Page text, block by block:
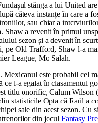
stânga a lui United
câteva instanțe în care a
sau chiar a
Shaw a revenit în primul
sezon și a devenit în
pe Old Trafford, Shaw l-a
League, Mo Salah.
. Mexicanul este probabil cel
ce l-a egalat în clasamentul
titlu onorific, Calum Wilson
statisticile Opta că Raúl a
sale din acest sezon. Cu
din jocul Fantasy